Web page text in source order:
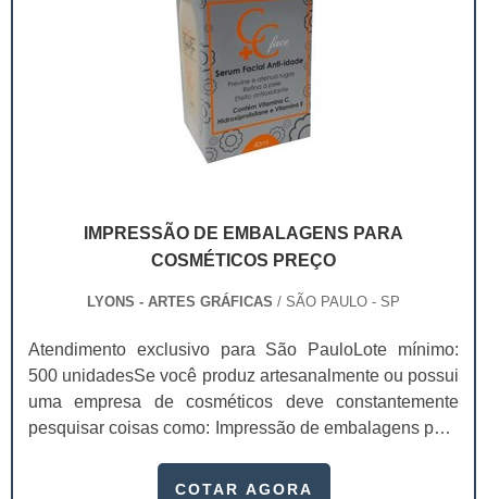
IMPRESSÃO DE EMBALAGENS PARA
COSMÉTICOS PREÇO
LYONS - ARTES GRÁFICAS / SÃO PAULO - SP
Atendimento exclusivo para São PauloLote mínimo:
500 unidadesSe você produz artesanalmente ou possui
uma empresa de cosméticos deve constantemente
pesquisar coisas como: Impressão de embalagens para
um investimento necessário para quem está no
COTAR AGORA